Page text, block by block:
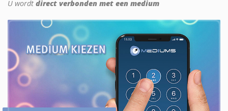
U wordt direct verbonden met een medium